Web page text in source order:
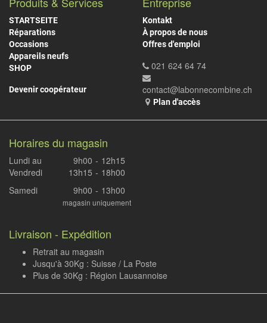
STARTSEITE
Réparations
Occasions
Appareils neufs
SHOP
Devenir coopérateur
Kontakt
À propos de nous
Offres d'emploi
021 624 64 74
contact@labonnecombine.ch
Plan d'accès
Horaires du magasin
Lundi au
Vendredi
9h00
13h15
-
-
12h15
18h00
Samedi
9h00 - 13h00
magasin uniquement
Livraison - Expédition
Retrait au magasin
Jusqu'à 30Kg : Suisse / La Poste
Plus de 30Kg : Région Lausannoise